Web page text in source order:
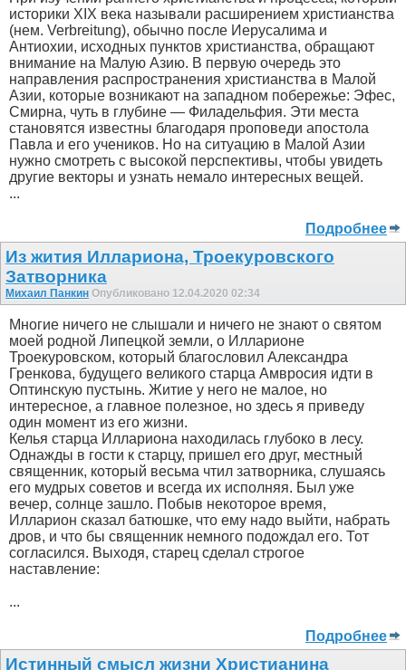
историки XIX века называли расширением христианства
(нем. Verbreitung), обычно после Иерусалима и
Антиохии, исходных пунктов христианства, обращают
внимание на Малую Азию. В первую очередь это
направления распространения христианства в Малой
Азии, которые возникают на западном побережье: Эфес,
Смирна, чуть в глубине — Филадельфия. Эти места
становятся известны благодаря проповеди апостола
Павла и его учеников. Но на ситуацию в Малой Азии
нужно смотреть с высокой перспективы, чтобы увидеть
другие векторы и узнать немало интересных вещей.
...
Подробнее
Из жития Иллариона, Троекуровского
Затворника
Михаил Панкин Опубликовано 12.04.2020 02:34
Многие ничего не слышали и ничего не знают о святом
моей родной Липецкой земли, о Илларионе
Троекуровском, который благословил Александра
Гренкова, будущего великого старца Амвросия идти в
Оптинскую пустынь. Житие у него не малое, но
интересное, а главное полезное, но здесь я приведу
один момент из его жизни.
Келья старца Иллариона находилась глубоко в лесу.
Однажды в гости к старцу, пришел его друг, местный
священник, который весьма чтил затворника, слушаясь
его мудрых советов и всегда их исполняя. Был уже
вечер, солнце зашло. Побыв некоторое время,
Илларион сказал батюшке, что ему надо выйти, набрать
дров, и что бы священник немного подождал его. Тот
согласился. Выходя, старец сделал строгое
наставление:
...
Подробнее
Истинный смысл жизни Христианина